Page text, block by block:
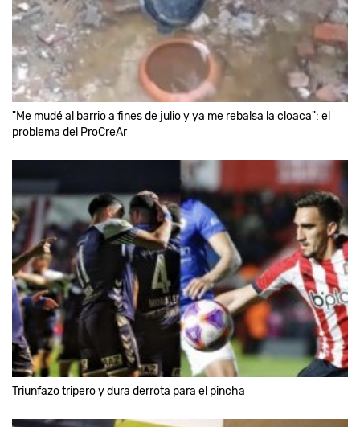
"Me mudé al barrio a fines de julio y ya me rebalsa la cloaca": el
problema del ProCreAr
Triunfazo tripero y dura derrota para el pincha